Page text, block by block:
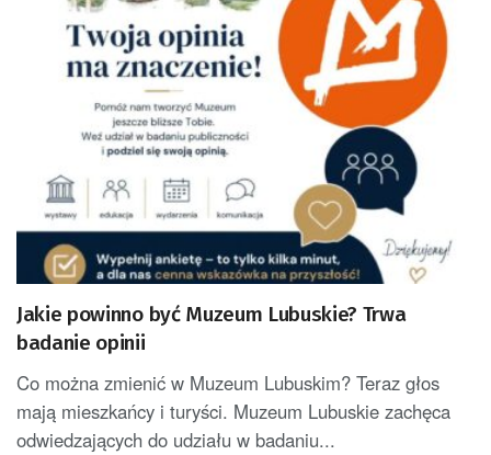
Jakie powinno być Muzeum Lubuskie? Trwa
badanie opinii
Co można zmienić w Muzeum Lubuskim? Teraz głos
mają mieszkańcy i turyści. Muzeum Lubuskie zachęca
odwiedzających do udziału w badaniu...